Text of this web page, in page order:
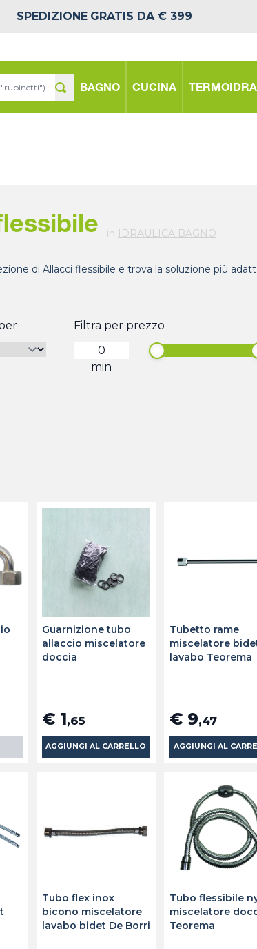
SPEDIZIONE GRATIS DA € 399
BAGNO CUCINA
in IDRAULICA BAGNO
di Allacci flessibile e trova la soluzione più
Filtra per prezzo
min
Guarnizione tubo
allaccio miscelatore
doccia
€ 1,65
AGGIUNGI AL CARRELLO
Tubetto rame
miscelatore
lavabo Teorema
€ 9,47
AGGIUNGI AL
Tubo flex inox
bicono miscelatore
lavabo bidet De Borri
Tubo flessibile
miscelatore
Teorema